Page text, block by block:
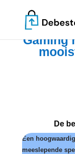
Gaming
De
Een
meeslepende